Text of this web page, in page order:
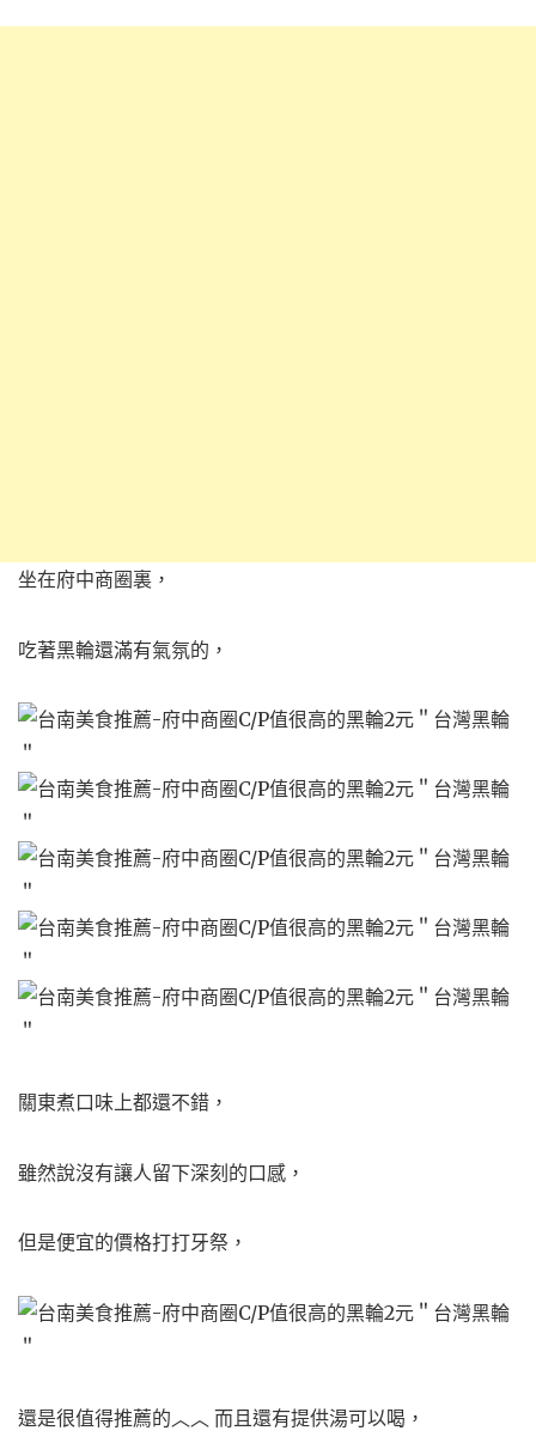
坐在府中商圈裏，
吃著黑輪還滿有氣氛的，
關東煮口味上都還不錯，
雖然說沒有讓人留下深刻的口感，
但是便宜的價格打打牙祭，
還是很值得推薦的︿︿ 而且還有提供湯可以喝，